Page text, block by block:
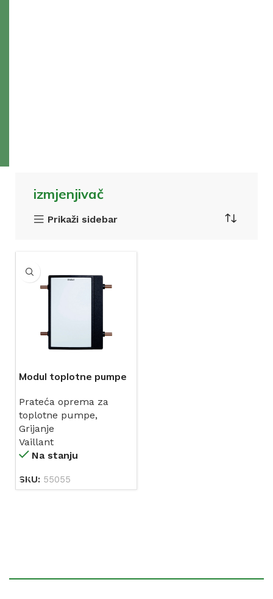
izmjenjivač
Prikaži sidebar
Modul toplotne pumpe
izmjenjivačem topline-
fluoCOLLECT (15-
19KW)
Prateća oprema za
toplotne pumpe,
Grijanje
Vaillant
Na stanju
SKU: 55055